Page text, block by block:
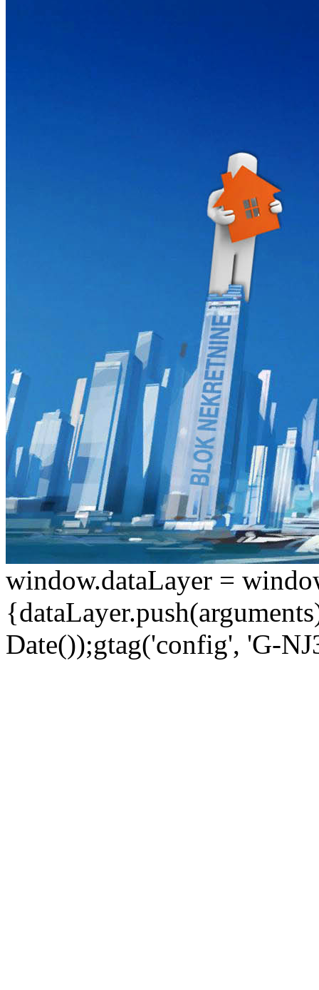
window.dataLayer =
Date());gtag('config', 'G-